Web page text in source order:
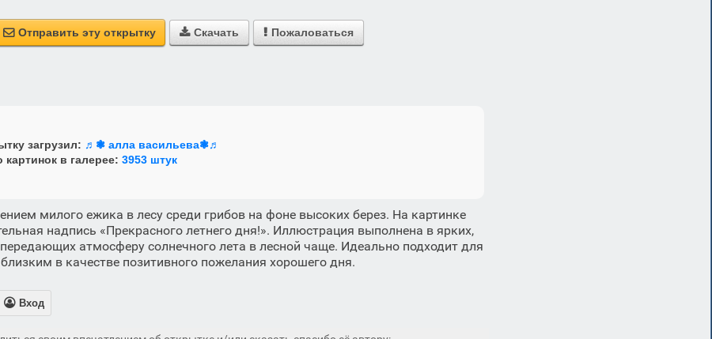
 Отправить эту открытку  Скачать  Пожаловаться
загрузил: ♬❃ алла васильева❃♬
картинок в галерее: 3953 штук
милого ежика в лесу среди грибов на фоне высоких берез. На картинке
надпись «Прекрасного летнего дня!». Иллюстрация выполнена в ярких,
передающих атмосферу солнечного лета в лесной чаще. Идеально подходит для
в качестве позитивного пожелания хорошего дня.
 Вход